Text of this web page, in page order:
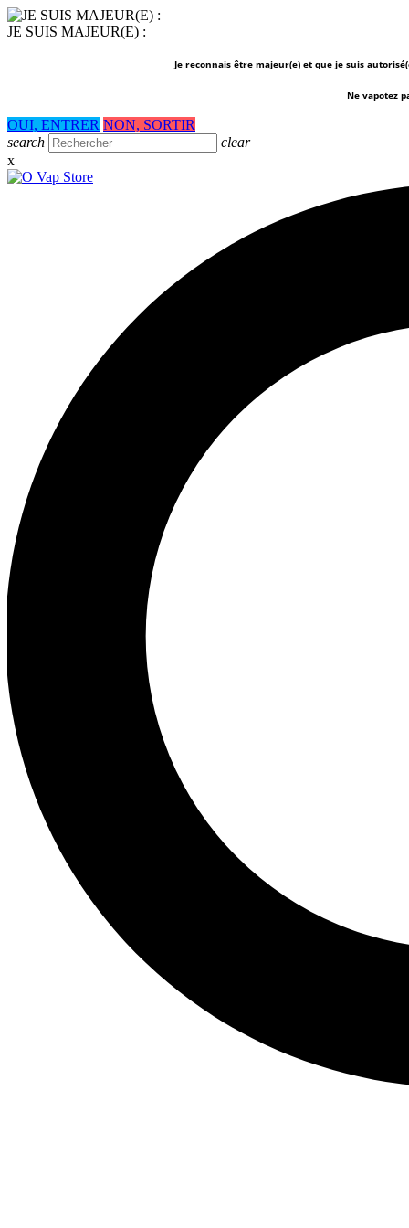
JE SUIS MAJEUR(E) :
Je reconnais être majeur(e) et que je suis
Ne vapotez
OUI, ENTRER NON, SORTIR
search
clear
x